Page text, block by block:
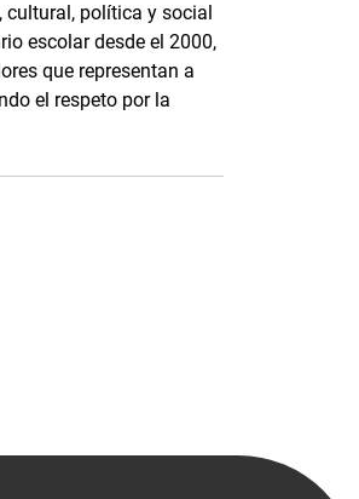
cultural, política y social
escolar desde el 2000,
que representan a
el respeto por la